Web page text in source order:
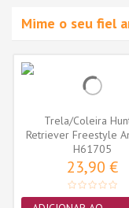
Mime o seu fiel
Trela/Coleira
Retriever Freestyle
Neon (10...
H61705
23,90 €